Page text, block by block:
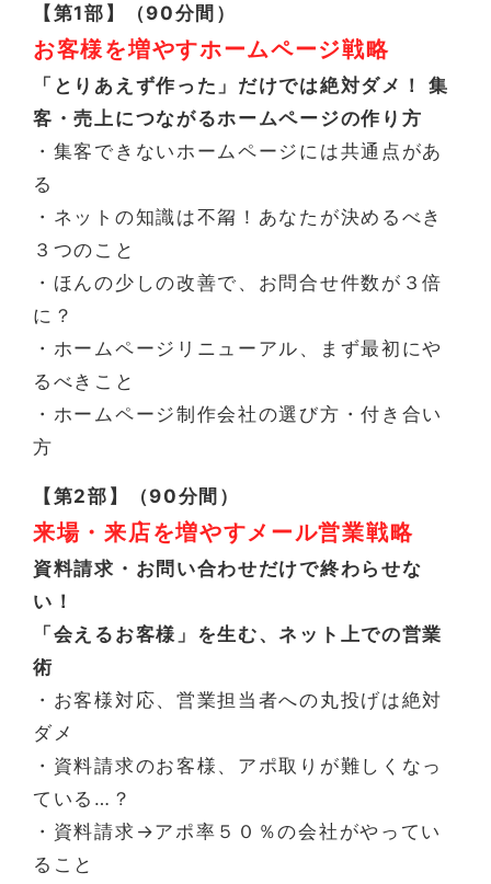
【第1部】（90分間）
お客様を増やすホームページ戦略
「とりあえず作った」だけでは絶対ダメ！ 集
客・売上につながるホームページの作り方
・集客できないホームページには共通点があ
る
・ネットの知識は不甮！あなたが決めるべき
３つのこと
・ほんの少しの改善で、お問合せ件数が３倍
に？
・ホームページリニューアル、まず最初にや
るべきこと
・ホームページ制作会社の選び方・付き合い
方
【第2部】（90分間）
来場・来店を増やすメール営業戦略
資料請求・お問い合わせだけで終わらせな
い！
「会えるお客様」を生む、ネット上での営業
術
・お客様対応、営業担当者への丸投げは絶対
ダメ
・資料請求のお客様、アポ取りが難しくなっ
ている…？
・資料請求→アポ率５０％の会社がやってい
ること